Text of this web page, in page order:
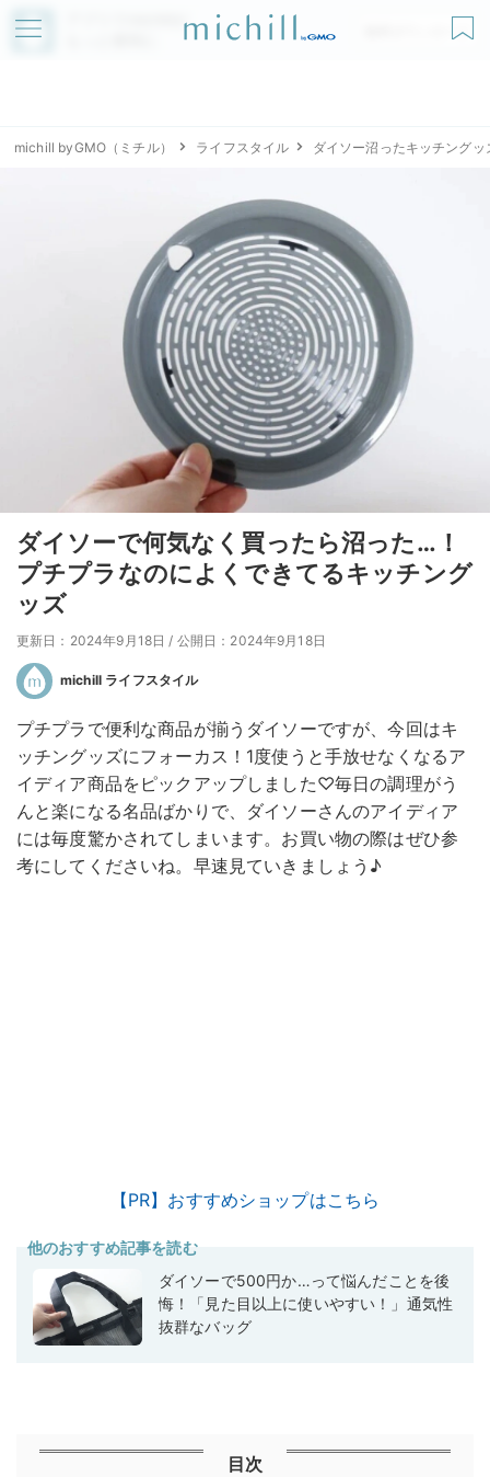
アプリでmichillが
無料ダウンロード
michill byGMO（ミチル） ライフスタイル ダイソー沼ったキッチングッ
ダイソーで何気なく買ったら沼った…！
プチプラなのによくできてるキッチング
ッズ
更新日：2024年9月18日 / 公開日：2024年9月18日
michill ライフスタイル
プチプラで便利な商品が揃うダイソーですが、今回はキ
ッチングッズにフォーカス！1度使うと手放せなくなるア
イディア商品をピックアップしました♡毎日の調理がう
んと楽になる名品ばかりで、ダイソーさんのアイディア
には毎度驚かされてしまいます。お買い物の際はぜひ参
考にしてくださいね。早速見ていきましょう♪
【PR】おすすめショップはこちら
他のおすすめ記事を読む
ダイソーで500円か…って悩んだことを後
悔！「見た目以上に使いやすい！」通気性
抜群なバッグ
目次